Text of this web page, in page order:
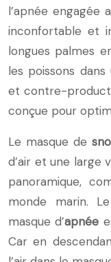
l’apnée engagée
inconfortable et
longues palmes
les poissons
et contre-
conçue pour
Le masque de
d’air et une large
panoramique,
monde marin.
masque d’apnée
Car en